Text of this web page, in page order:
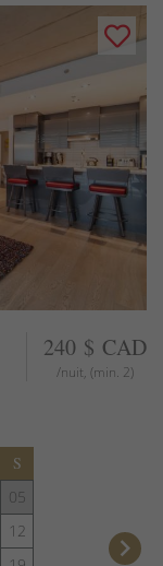
240 $ CAD
/nuit, (min. 2)
S
05
12
keyboard_arrow_right